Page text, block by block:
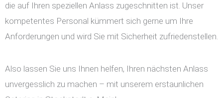
die auf Ihren speziellen Anlass zugeschnitten ist. Unser
kompetentes Personal kümmert sich gerne um Ihre
Anforderungen und wird Sie mit Sicherheit zufriedenstellen.
Also lassen Sie uns Ihnen helfen, Ihren nächsten Anlass
unvergesslich zu machen – mit unserem erstaunlichen